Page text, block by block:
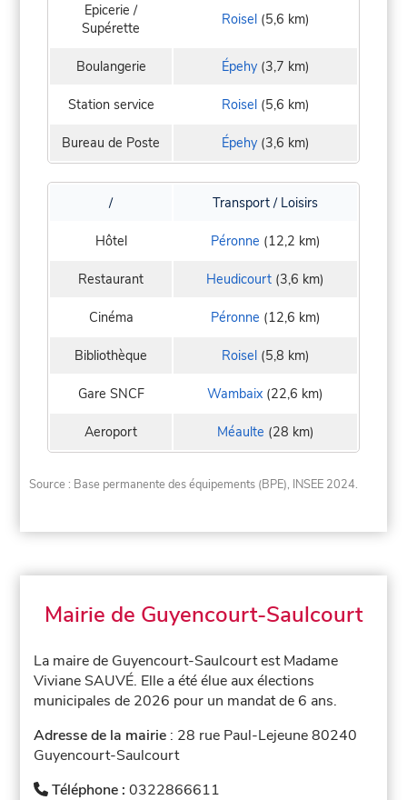
Epicerie /
Supérette
Roisel(5,6 km)
Boulangerie Épehy(3,7 km)
Station service Roisel(5,6 km)
Bureau de Poste Épehy(3,6 km)
/ Transport / Loisirs
Hôtel Péronne (12,2 km)
Restaurant Heudicourt (3,6 km)
Cinéma Péronne (12,6 km)
Bibliothèque Roisel(5,8 km)
Gare SNCF Wambaix (22,6 km)
Aeroport Méaulte (28 km)
Source : Base permanente des équipements (BPE), INSEE 2024.
Mairie de Guyencourt-Saulcourt
La maire de Guyencourt-Saulcourt est Madame
Viviane SAUVÉ. Elle a été élue aux élections
municipales de 2026 pour un mandat de 6 ans.
Adresse de la mairie : 28 rue Paul-Lejeune 80240
Guyencourt-Saulcourt
Téléphone :0322866611